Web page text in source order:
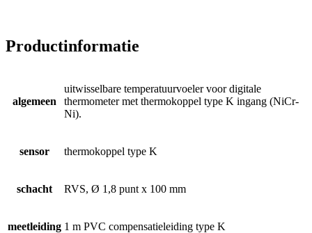
Productinformatie
algemeen
uitwisselbare temperatuurvoeler voor digitale
thermometer met thermokoppel type K ingang (NiCr-
Ni).
sensor thermokoppel type K
schacht RVS, Ø 1,8 punt x 100 mm
meetleiding 1 m PVC compensatieleiding type K